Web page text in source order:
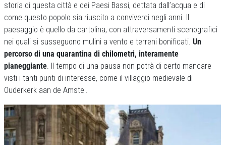
storia di questa città e dei Paesi Bassi, dettata dall’acqua e di
come questo popolo sia riuscito a conviverci negli anni. Il
paesaggio è quello da cartolina, con attraversamenti scenografici
nei quali si susseguono mulini a vento e terreni bonificati. Un
percorso di una quarantina di chilometri, interamente
pianeggiante. Il tempo di una pausa non potrà di certo mancare
visti i tanti punti di interesse, come il villaggio medievale di
Ouderkerk aan de Amstel.